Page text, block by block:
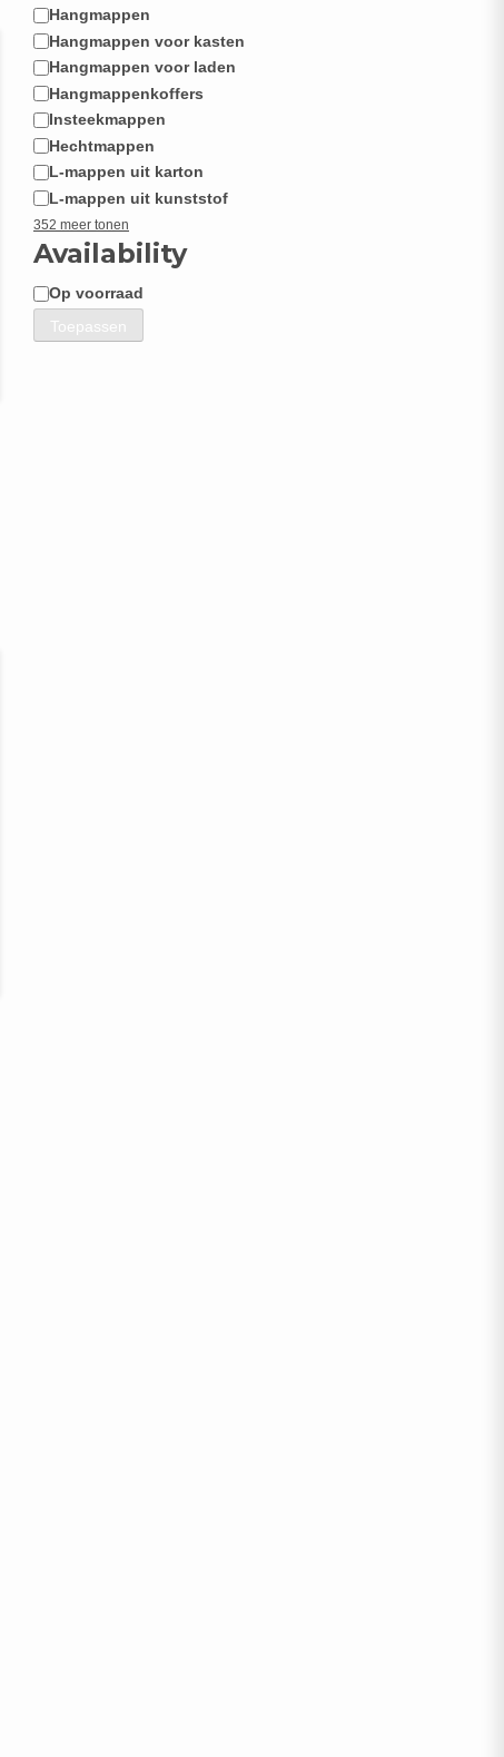
Hangmappen
Hangmappen voor kasten
Hangmappen voor laden
Hangmappenkoffers
Insteekmappen
Hechtmappen
L-mappen uit karton
L-mappen uit kunststof
352 meer tonen
Availability
Beschikbaarheid
Op voorraad
Toepassen